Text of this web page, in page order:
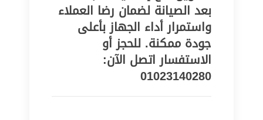
بعد الصيانة لضمان رضا العملاء
واستمرار أداء الجهاز بأعلى
جودة ممكنة. للحجز أو
الاستفسار اتصل الآن:
01023140280